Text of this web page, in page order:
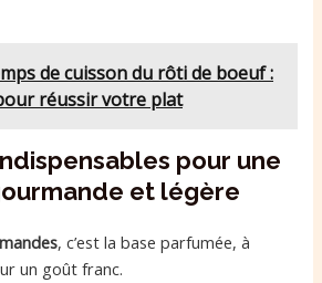
de cuisson du rôti de boeuf :
réussir votre plat
pour une
et légère
, c’est la base parfumée, à
un goût franc.